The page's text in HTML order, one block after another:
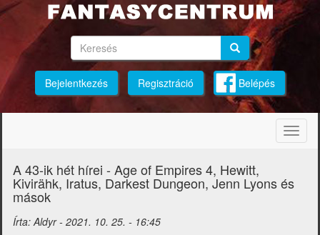
Ugrás
tartalomra
Keresés Keresés
Bejelentkezés Regisztráció Belépés
A 43-ik hét hírei - Age of Empires 4, Hewitt,
Kivirähk, Iratus, Darkest Dungeon, Jenn Lyons és
mások
Írta:Aldyr- 2021. 10. 25. - 16:45